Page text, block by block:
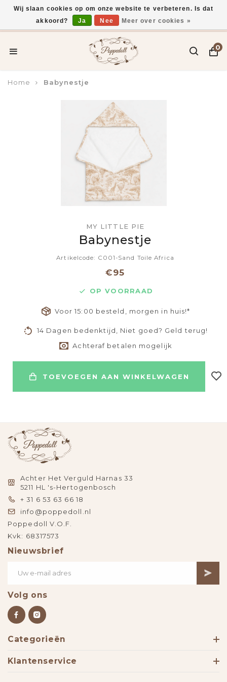
Voor 15:00 uur besteld, vandaag verzonden*
0
Home Babynestje
MY LITTLE PIE
Babynestje
Artikelcode: C001-Sand Toile Africa
€95
OP VOORRAAD
Voor 15:00 besteld, morgen in huis!*
14 Dagen bedenktijd, Niet goed? Geld terug!
Achteraf betalen mogelijk
TOEVOEGEN AAN WINKELWAGEN
Achter Het Verguld Harnas 33
5211 HL 's-Hertogenbosch
+ 31 6 53 63 66 18
info@poppedoll.nl
Poppedoll V.O.F.
Kvk: 68317573
Nieuwsbrief
Volg ons
Categorieën
Klantenservice
Wij slaan cookies op om onze website te verbeteren. Is dat
akkoord?
Ja Nee Meer over cookies »